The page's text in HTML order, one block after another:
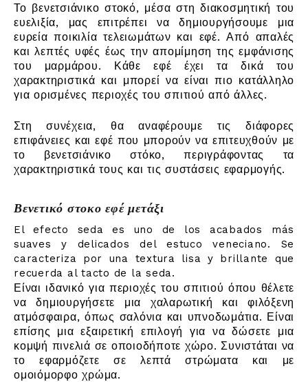
Το βενετσιάνικο στοκό, μέσα στη διακοσμητική του
ευελιξία, μας επιτρέπει να δημιουργήσουμε μια
ευρεία ποικιλία τελειωμάτων και εφέ. Από απαλές
και λεπτές υφές έως την απομίμηση της εμφάνισης
του μαρμάρου. Κάθε εφέ έχει τα δικά του
χαρακτηριστικά και μπορεί να είναι πιο κατάλληλο
για ορισμένες περιοχές του σπιτιού από άλλες.
Στη συνέχεια, θα αναφέρουμε τις διάφορες
επιφάνειες και εφέ που μπορούν να επιτευχθούν με
το βενετσιάνικο στόκο, περιγράφοντας τα
χαρακτηριστικά τους και τις συστάσεις εφαρμογής.
Βενετικό στοκο εφέ μετάξι
El efecto seda es uno de los acabados más
suaves y delicados del estuco veneciano. Se
caracteriza por una textura lisa y brillante que
recuerda al tacto de la seda.
Είναι ιδανικό για περιοχές του σπιτιού όπου θέλετε
να δημιουργήσετε μια χαλαρωτική και φιλόξενη
ατμόσφαιρα, όπως σαλόνια και υπνοδωμάτια. Είναι
επίσης μια εξαιρετική επιλογή για να δώσετε μια
κομψή πινελιά σε οποιοδήποτε χώρο. Συνιστάται να
το εφαρμόζετε σε λεπτά στρώματα και με
ομοιόμορφο χρώμα.